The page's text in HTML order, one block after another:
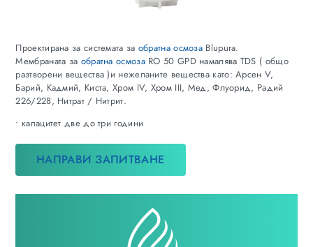
Проектирана за системата за обратна осмоза Blupura.
Мембраната за обратна осмозаRO 50 GPD намалява TDS ( общо
разтворени вещества )и нежеланите вещества като: Арсен V,
Барий, Кадмий, Киста, Хром IV, Хром III, Мед, Флуорид, Радий
226/228, Нитрат / Нитрит.
• капацитет две до три години
НАПРАВИ ЗАПИТВАНЕ